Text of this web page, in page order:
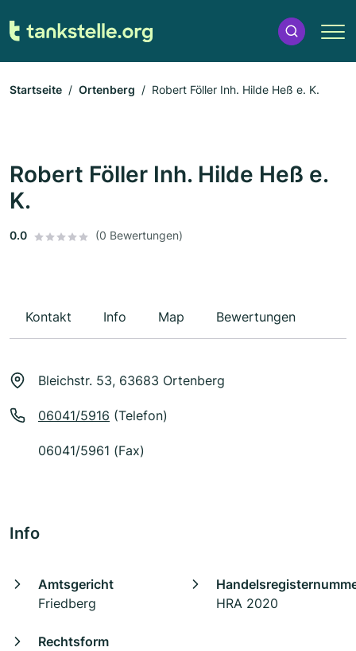
Startseite Ortenberg Robert Föller Inh. Hilde Heß e. K.
Robert Föller Inh. Hilde Heß e.
K.
0.0 (0 Bewertungen)
Kontakt Info Map Bewertungen
Bleichstr. 53, 63683 Ortenberg
06041/5916 (Telefon)
06041/5961 (Fax)
Info
Amtsgericht
Friedberg
HRA 2020
Rechtsform